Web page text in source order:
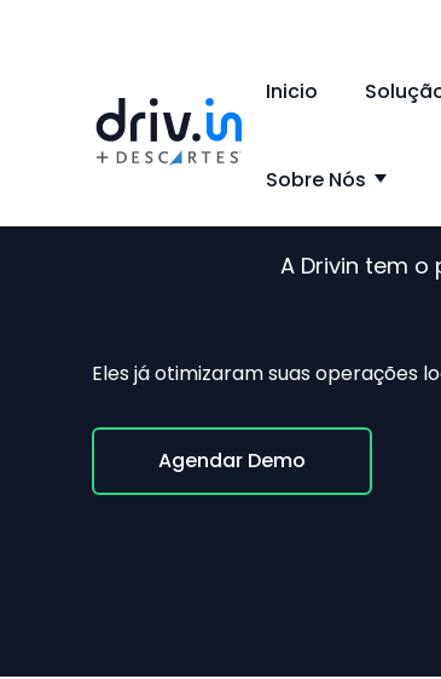
Inicio
Sobre Nós
A Drivin tem
Casos
Eles já otimizaram suas operações
Agendar Demo